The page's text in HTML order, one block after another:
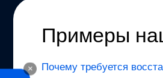
×
Примеры
Почему требуется